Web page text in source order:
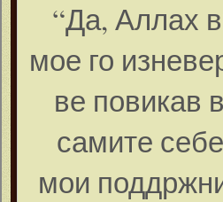
“Да, Аллах
мое го
ве повикав
самите
мои